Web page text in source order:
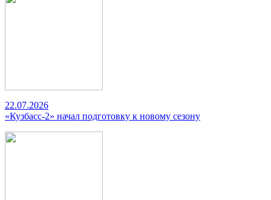
22.07.2026
«Кузбасс-2» начал подготовку к новому сезону